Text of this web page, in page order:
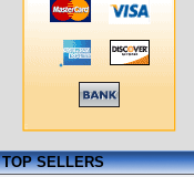
TOP SELLERS